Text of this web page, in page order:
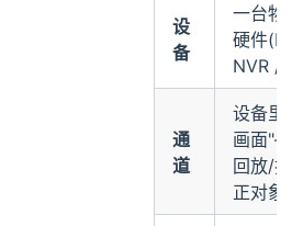
设
备
一台物
硬件
NVR /
通
道
设备里
画面
回放/抓
正对象